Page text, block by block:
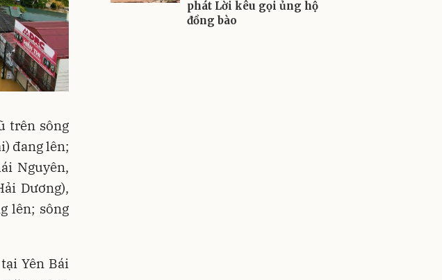
trên sông
đang lên;
Nguyên,
Dương),
lên; sông
Yên Bái
phát Lời kêu gọi ủng hộ
đồng bào